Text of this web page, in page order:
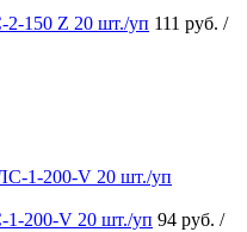
150 Z 20 шт./уп 111 руб. /
200-V 20 шт./уп 94 руб. /